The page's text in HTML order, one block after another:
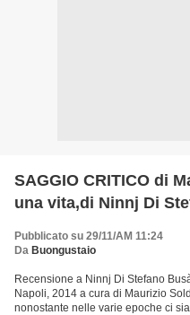
SAGGIO CRITICO di
una vita,di Ninnj Di
Pubblicato su 29/11/AM 11:24
Da Buongustaio
Recensione a Ninnj Di Stefano
Napoli, 2014 a cura di Maurizio
nonostante nelle varie epoche ci